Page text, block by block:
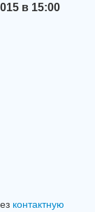
в 15:00
контактную